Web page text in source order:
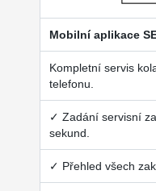
Mobilní aplikace
Kompletní servis
telefonu.
✓ Zadání servisní
sekund.
✓ Přehled všech